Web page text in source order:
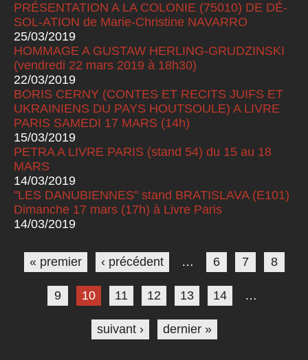
PRÉSENTATION A LA COLONIE (75010) DE DÉ-
SOL-ATION de Marie-Christine NAVARRO
25/03/2019
HOMMAGE A GUSTAW HERLING-GRUDZINSKI
(vendredi 22 mars 2019 à 18h30)
22/03/2019
BORIS CERNY (CONTES ET RECITS JUIFS ET
UKRAINIENS DU PAYS HOUTSOULE) A LIVRE
PARIS SAMEDI 17 MARS (14h)
15/03/2019
PETRA A LIVRE PARIS (stand 54) du 15 au 18
MARS
14/03/2019
"LES DANUBIENNES" stand BRATISLAVA (E101)
Dimanche 17 mars (17h) à Livre Paris
14/03/2019
Pages
« premier ‹ précédent … 6 7 8
9 10 11 12 13 14 …
suivant › dernier »